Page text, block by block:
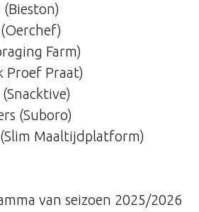
(Bieston)
Oerchef)
Farm)
Proef Praat)
(Suboro)
Maaltijdplatform)
van seizoen 2025/2026